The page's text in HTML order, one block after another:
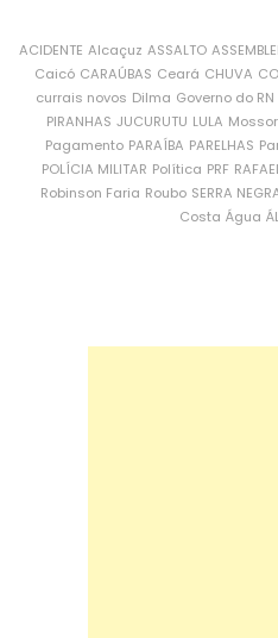
ACIDENTE Alcaçuz ASSALTO
Caicó CARAÚBAS Ceará CHUVA
currais novos Dilma Governo do RN
PIRANHAS JUCURUTU LULA
Pagamento PARAÍBA PARELHAS
POLÍCIA MILITAR Política PRF
Robinson Faria Roubo SERRA
Costa Água